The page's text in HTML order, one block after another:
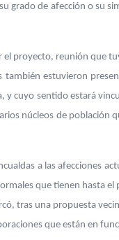
grado de afección o su
proyecto, reunión que
también estuvieron
cuyo sentido estará
núcleos de población
a las afecciones
que tienen hasta
tras una propuesta
que están en